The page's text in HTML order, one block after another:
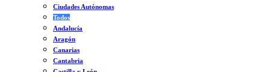
Ciudades Autónomas
Todos
Andalucía
Aragón
Canarias
Cantabria